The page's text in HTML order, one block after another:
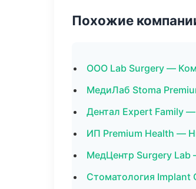
Похожие
ООО Lab Surgery —
МедиЛаб Stoma
Дентал Expert Family
ИП Premium Health —
МедЦентр Surgery
Стоматология Implant